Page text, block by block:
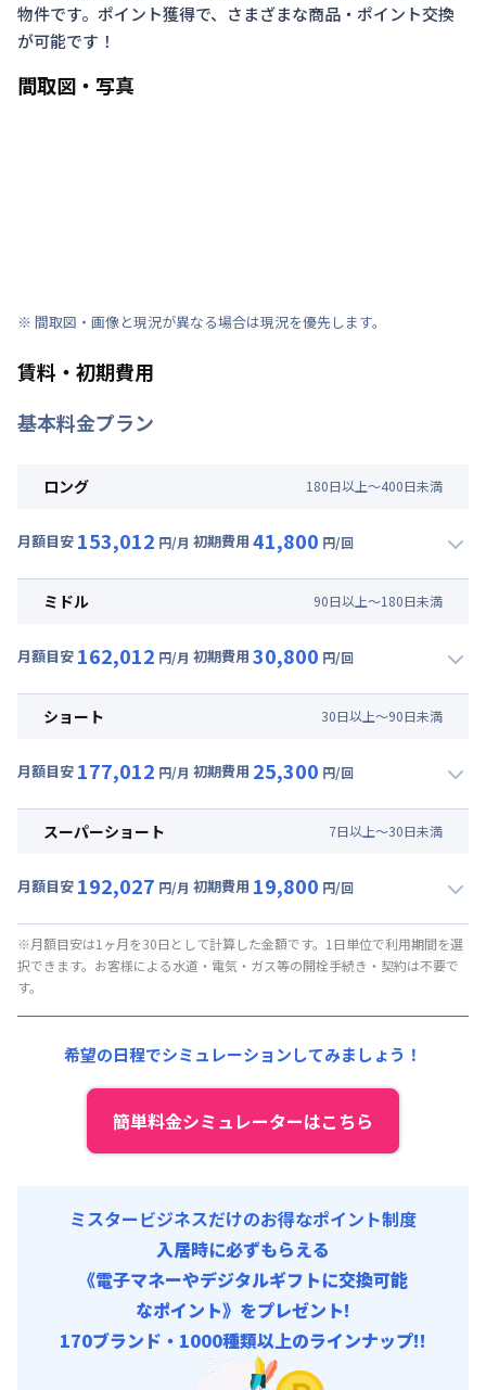
物件です。ポイント獲得で、さまざまな商品・ポイント交換
が可能です！
間取図・写真
※ 間取図・画像と現況が異なる場合は現況を優先します。
賃料・初期費用
基本料金プラン
ロング 180日以上～400日未満
月額目安 153,012 円/月 初期費用 41,800 円/回
月額賃料目安(30日利用)
光熱費他 : 40,920円/月 (1,364円/日) (税抜)
ミドル 90日以上～180日未満
月額目安 162,012 円/月 初期費用 30,800 円/回
月額賃料目安(30日利用)
光熱費他 : 40,920円/月 (1,364円/日) (税抜)
ショート 30日以上～90日未満
月額目安 177,012 円/月 初期費用 25,300 円/回
月額賃料目安(30日利用)
光熱費他 : 40,920円/月 (1,364円/日) (税抜)
スーパーショート 7日以上～30日未満
月額目安 192,027 円/月 初期費用 19,800 円/回
月額賃料目安(30日利用)
賃料 : 133,650円/月 (4,455円/日) (税抜)
光熱費他 :
※月額目安は1ヶ月を30日として計算した金額です。1日単位で利用期間を選
択できます。お客様による水道・電気・ガス等の開栓手続き・契約は不要で
す。
希望の日程でシミュレーションしてみましょう！
簡単料金シミュレーターはこちら
ミスタービジネスだけのお得なポイント制度
入居時に必ずもらえる
《電子マネーやデジタルギフトに交換可能
なポイント》をプレゼント!
170ブランド・1000種類以上のラインナップ!!